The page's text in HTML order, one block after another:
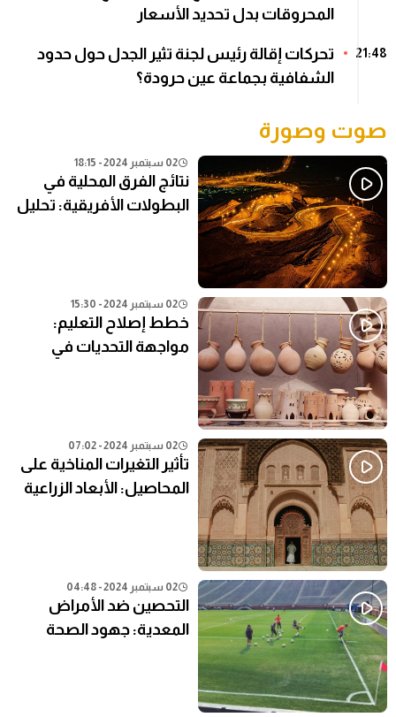
المحروقات بدل تحديد الأسعار
21:48
تحركات إقالة رئيس لجنة تثير الجدل حول حدود
الشفافية بجماعة عين حرودة؟
صوت وصورة
02 سبتمبر 2024 - 18:15
نتائج الفرق المحلية في
البطولات الأفريقية: تحليل
02 سبتمبر 2024 - 15:30
خطط إصلاح التعليم:
مواجهة التحديات في
02 سبتمبر 2024 - 07:02
تأثير التغيرات المناخية على
المحاصيل: الأبعاد الزراعية
02 سبتمبر 2024 - 04:48
التحصين ضد الأمراض
المعدية: جهود الصحة